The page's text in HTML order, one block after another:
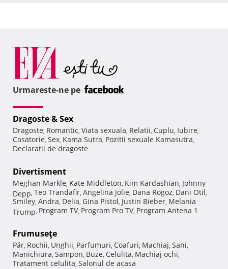
Urmareste-ne pe
Dragoste & Sex
Dragoste, Romantic, Viata sexuala, Relatii, Cuplu, Iubire,
Casatorie, Sex, Kama Sutra, Pozitii sexuale Kamasutra,
Declaratii de dragoste
Divertisment
Meghan Markle, Kate Middleton, Kim Kardashian, Johnny
Depp, Teo Trandafir, Angelina Jolie, Dana Rogoz, Dani Otil,
Smiley, Andra, Delia, Gina Pistol, Justin Bieber, Melania
Trump, Program TV, Program Pro TV, Program Antena 1
Frumuseţe
Păr, Rochii, Unghii, Parfumuri, Coafuri, Machiaj, Sani,
Manichiura, Sampon, Buze, Celulita, Machiaj ochi,
Tratament celulita, Salonul de acasa